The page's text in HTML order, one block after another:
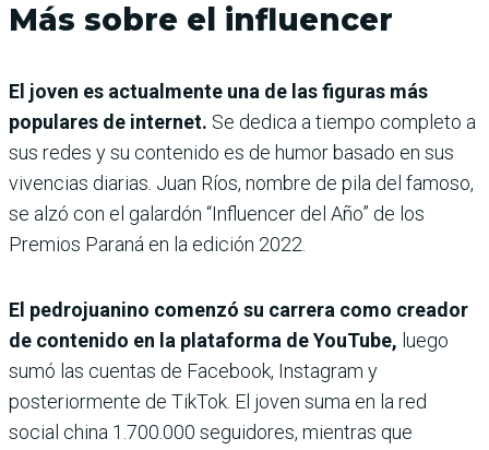
Más sobre el influencer
El joven es actualmente una de las figuras más
populares de internet. Se dedica a tiempo completo a
sus redes y su contenido es de humor basado en sus
vivencias diarias. Juan Ríos, nombre de pila del famoso,
se alzó con el galardón “Influencer del Año” de los
Premios Paraná en la edición 2022.
El pedrojuanino comenzó su carrera como creador
de contenido en la plataforma de YouTube, luego
sumó las cuentas de Facebook, Instagram y
posteriormente de TikTok. El joven suma en la red
social china 1.700.000 seguidores, mientras que